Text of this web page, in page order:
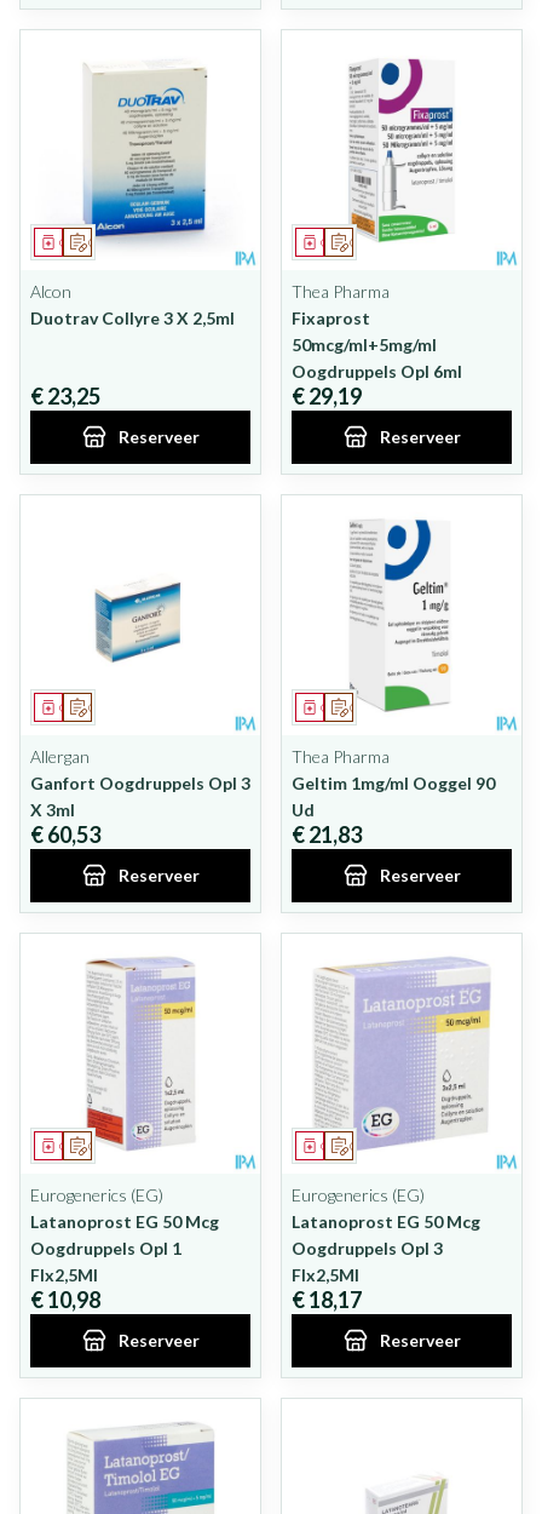
Op voorschrift
Geneesmiddel
Alcon
Duotrav Collyre 3 X 2,5ml
€ 23,25
Reserveer
Op voorschrift
Geneesmiddel
Thea Pharma
Fixaprost
50mcg/ml+5mg/ml
Oogdruppels Opl 6ml
€ 29,19
Reserveer
Op voorschrift
Geneesmiddel
Allergan
Ganfort Oogdruppels Opl 3
X 3ml
€ 60,53
Reserveer
Op voorschrift
Geneesmiddel
Thea Pharma
Geltim 1mg/ml Ooggel 90
Ud
€ 21,83
Reserveer
Op voorschrift
Geneesmiddel
Eurogenerics (EG)
Latanoprost EG 50 Mcg
Oogdruppels Opl 1
Flx2,5Ml
€ 10,98
Reserveer
Op voorschrift
Geneesmiddel
Eurogenerics (EG)
Latanoprost EG 50 Mcg
Oogdruppels Opl 3
Flx2,5Ml
€ 18,17
Reserveer